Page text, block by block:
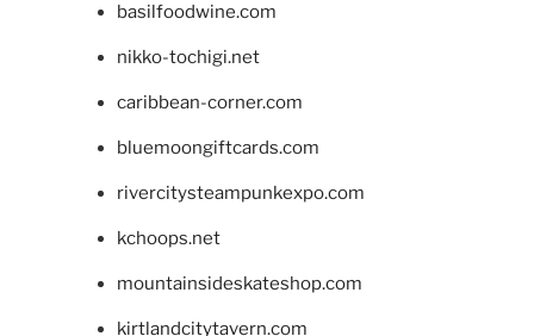
basilfoodwine.com
nikko-tochigi.net
caribbean-corner.com
bluemoongiftcards.com
rivercitysteampunkexpo.com
kchoops.net
mountainsideskateshop.com
kirtlandcitytavern.com